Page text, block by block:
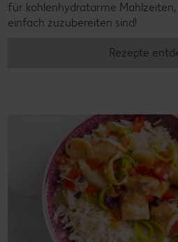
für kohlenhydratarme
einfach zuzubereiten sind!
Rezepte